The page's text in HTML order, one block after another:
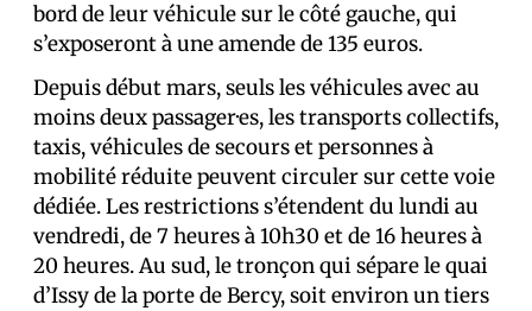
bord de leur véhicule sur le côté gauche, qui
s’exposeront à une amende de 135 euros.
Depuis début mars, seuls les véhicules avec au
moins deux passager·es, les transports collectifs,
taxis, véhicules de secours et personnes à
mobilité réduite peuvent circuler sur cette voie
dédiée. Les restrictions s’étendent du lundi au
vendredi, de 7 heures à 10h30 et de 16 heures à
20 heures. Au sud, le tronçon qui sépare le quai
d’Issy de la porte de Bercy, soit environ un tiers